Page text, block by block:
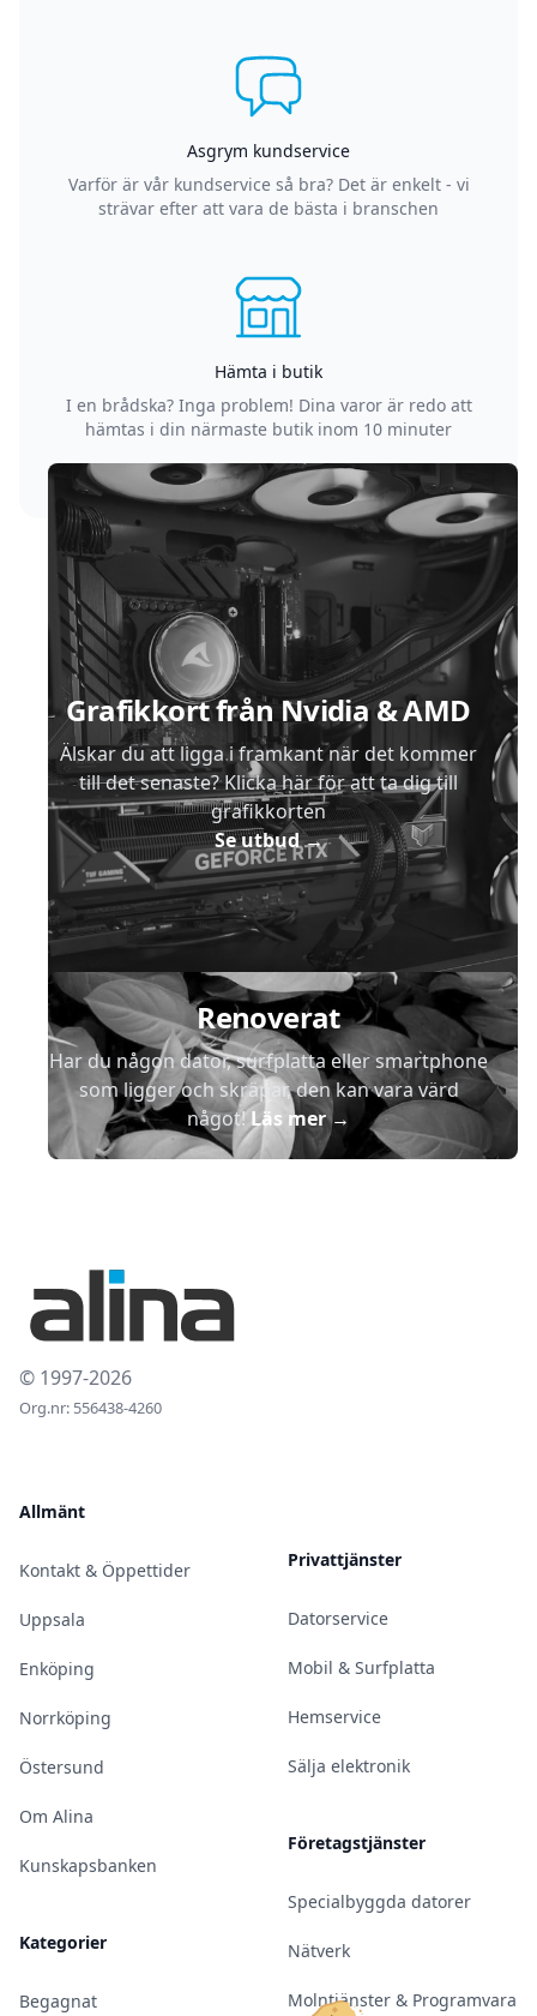
Asgrym kundservice
Varför är vår kundservice så bra? Det är enkelt - vi
strävar efter att vara de bästa i branschen
Hämta i butik
I en brådska? Inga problem! Dina varor är redo att
hämtas i din närmaste butik inom 10 minuter
Grafikkort från Nvidia & AMD
Älskar du att ligga i framkant när det kommer
till det senaste? Klicka här för att ta dig till
grafikkorten
Se utbud→
Renoverat
Har du någon dator, surfplatta eller smartphone
som ligger och skräpar, den kan vara värd
något!Läs mer→
© 1997-2026
Org.nr: 556438-4260
Allmänt
Kontakt & Öppettider
Uppsala
Enköping
Norrköping
Östersund
Om Alina
Kunskapsbanken
Kategorier
Begagnat
Privattjänster
Datorservice
Mobil & Surfplatta
Hemservice
Sälja elektronik
Företagstjänster
Specialbyggda datorer
Nätverk
Molntjänster & Programvara